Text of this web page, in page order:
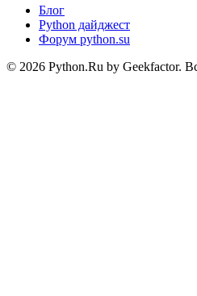
Блог
Python дайджест
Форум python.su
© 2026 Python.Ru by Geekfactor.